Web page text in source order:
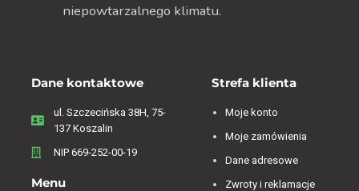
niepowtarzalnego klimatu.
Dane kontaktowe
ul. Szczecińska 38H, 75-
137 Koszalin
NIP 669-252-00-19
Menu
Strefa klienta
Moje konto
Moje zamówienia
Dane adresowe
Zwroty i reklamacje